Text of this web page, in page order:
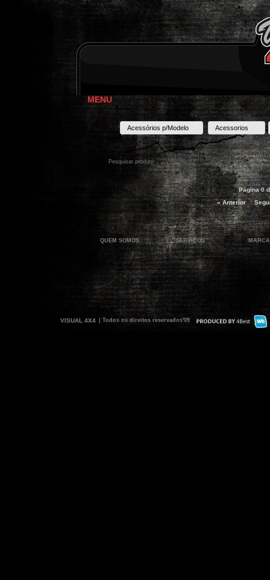
MENU
Acessórios p/Modelo Acessorios
Página 0
« Anterior
QUEM SOMOS SERVIÇOS
VISUAL 4X4 | Todos os direitos reservados'09